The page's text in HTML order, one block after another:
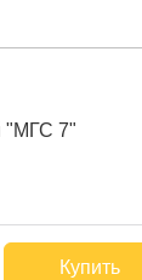
"МГС 7"
Купить